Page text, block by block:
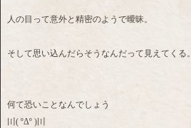
人の目って意外と精密のようで曖昧。
そして思い込んだらそうなんだって見えてくる。
何て恐いことなんでしょう
〣( ºΔº )〣